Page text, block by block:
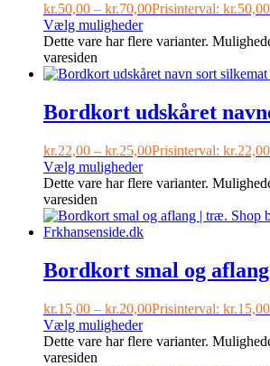
kr.50,00 – kr.70,00Prisinterval:
Vælg muligheder
Dette vare har flere varianter.
varesiden
Bordkort udskåret
kr.22,00 – kr.25,00Prisinterval:
Vælg muligheder
Dette vare har flere varianter.
varesiden
Bordkort smal og
kr.15,00 – kr.20,00Prisinterval:
Vælg muligheder
Dette vare har flere varianter.
varesiden